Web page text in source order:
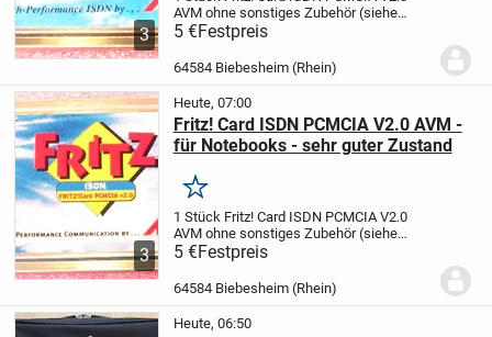
3
AVM ohne sonstiges Zubehör (siehe
Fotos) Zustand:
erhalten und voll funktionsfähig
wegen Systemumstellung nicht mehr...
5 €Festpreis
64584 Biebesheim (Rhein)
3
Heute, 07:00
Fritz! Card ISDN PCMCIA V2.0 AVM -
für Notebooks - sehr guter Zustand
Merken
1 Stück Fritz! Card ISDN PCMCIA V2.0
AVM ohne sonstiges Zubehör (siehe
Fotos) Zustand:
erhalten und voll funktionsfähig
wegen Systemumstellung nicht mehr...
5 €Festpreis
64584 Biebesheim (Rhein)
Heute, 06:50